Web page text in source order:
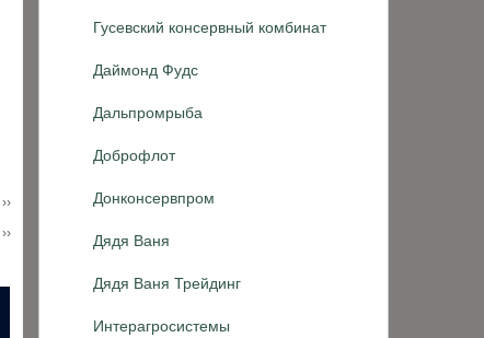
Гусевский консервный комбинат
Даймонд Фудс
Дальпромрыба
Доброфлот
Донконсервпром
Дядя Ваня
Дядя Ваня Трейдинг
Интерагросистемы
››
››